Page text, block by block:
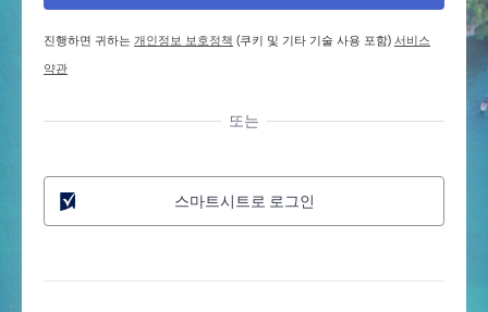
진행하면 귀하는개인정보 보호정책 (쿠키 및 기타 기술 사용 포함)서비스
약관
또는
스마트시트로 로그인